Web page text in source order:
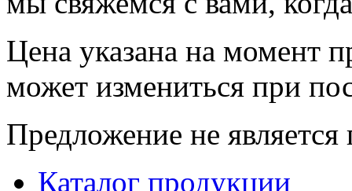
Цена указана на момент
может измениться при
Предложение не
Каталог продукции